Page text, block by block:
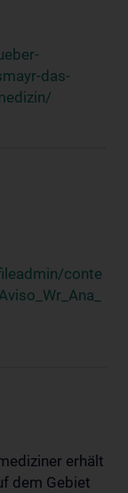
das-
conte
erhält
dem Gebiet